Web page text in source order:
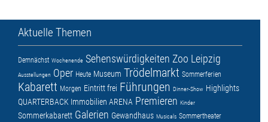
Aktuelle Themen
Demnächst Wochenende Sehenswürdigkeiten Zoo Leipzig
Ausstellungen Oper Heute Museum Trödelmarkt Sommerferien
Kabarett Morgen Eintritt frei Führungen Dinner-Show Highlights
QUARTERBACK Immobilien ARENA Premieren Kinder
Sommerkabarett Galerien Gewandhaus Musicals Sommertheater